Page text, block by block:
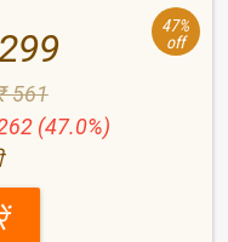
47%
off
561
(47.0%)